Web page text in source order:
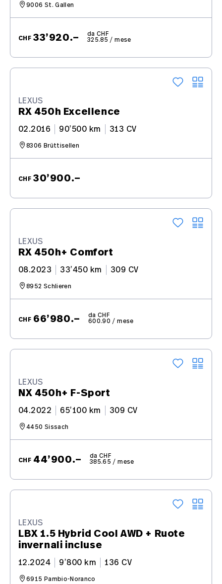
9006 St. Gallen
CHF 33’920.– da CHF
325.85 / mese
LEXUS
RX 450h Excellence
02.2016 90’500 km 313 CV
8306 Brüttisellen
CHF 30’900.–
LEXUS
RX 450h+ Comfort
08.2023 33’450 km 309 CV
8952 Schlieren
CHF 66’980.– da CHF
600.90 / mese
LEXUS
NX 450h+ F-Sport
04.2022 65’100 km 309 CV
4450 Sissach
CHF 44’900.– da CHF
385.65 / mese
LEXUS
LBX 1.5 Hybrid Cool AWD + Ruote
invernali incluse
12.2024 9’800 km 136 CV
6915 Pambio-Noranco